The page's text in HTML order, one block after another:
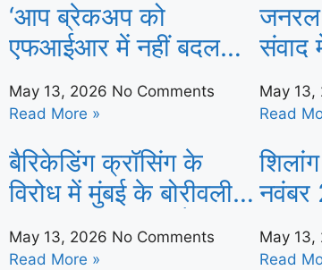
समाचार
‘आप ब्रेकअप को
एफआईआर में नहीं बदल
सकते’: सुप्रीम कोर्ट ने 3
साल के रिश्ते के बाद रेप
समाचार
May 13, 2026 No Comments
Read More »
जनरल
संवाद
डाला
May 13,
Read
बैरिकेडिंग क्रॉसिंग के
विरोध में मुंबई के बोरीवली में
2,000 दुकानें बंद | मुंबई-
न्यूज़ न्यूज़
May 13, 2026 No Comments
Read More »
टीयर
संख्या
May 13,
Read